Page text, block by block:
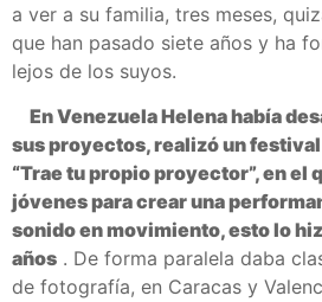
a ver a su familia, tres meses,
que han pasado siete años y ha
lejos de los suyos.
En Venezuela Helena había
sus proyectos, realizó un
“Trae tu propio proyector”, en el
jóvenes para crear una
sonido en movimiento, esto lo
años . De forma paralela daba
de fotografía, en Caracas y